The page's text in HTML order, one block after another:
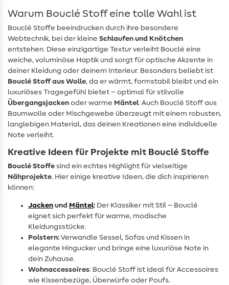
Warum Bouclé Stoff eine tolle Wahl ist
Bouclé Stoffe beeindrucken durch ihre besondere
Webtechnik, bei der kleine Schlaufen und Knötchen
entstehen. Diese einzigartige Textur verleiht Bouclé eine
weiche, voluminöse Haptik und sorgt für optische Akzente in
deiner Kleidung oder deinem Interieur. Besonders beliebt ist
Bouclé Stoff aus Wolle, da er wärmt, formstabil bleibt und ein
luxuriöses Tragegefühl bietet – optimal für stilvolle
Übergangsjacken oder warme Mäntel. Auch Bouclé Stoff aus
Baumwolle oder Mischgewebe überzeugt mit einem robusten,
langlebigen Material, das deinen Kreationen eine individuelle
Note verleiht.
Kreative Ideen für Projekte mit Bouclé Stoffe
Bouclé Stoffe sind ein echtes Highlight für vielseitige
Nähprojekte. Hier einige kreative Ideen, die dich inspirieren
können:
Jacken und Mäntel: Der Klassiker mit Stil – Bouclé
eignet sich perfekt für warme, modische
Kleidungsstücke.
Polstern: Verwandle Sessel, Sofas und Kissen in
elegante Hingucker und bringe eine luxuriöse Note in
dein Zuhause.
Wohnaccessoires: Bouclé Stoff ist ideal für Accessoires
wie Kissenbezüge, Überwürfe oder Poufs.